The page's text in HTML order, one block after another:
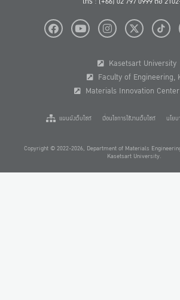
Kasetsart University
Faculty of Engineering,
Materials Innovation
แผนผังเว็บไซต์ เงื่อนไขการใช้งานเว็บไซต์ นโย
Copyright © 2022-2026, Department of Materials
Kasetsart University.